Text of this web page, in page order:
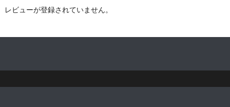
レビューが登録されていません。